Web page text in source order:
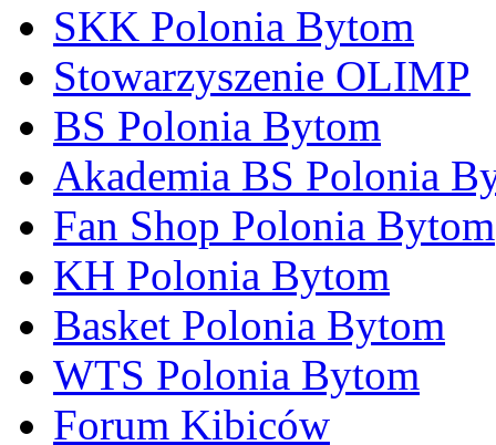
SKK Polonia Bytom
Stowarzyszenie OLIMP
BS Polonia Bytom
Akademia BS Polonia
Fan Shop Polonia Bytom
KH Polonia Bytom
Basket Polonia Bytom
WTS Polonia Bytom
Forum Kibiców